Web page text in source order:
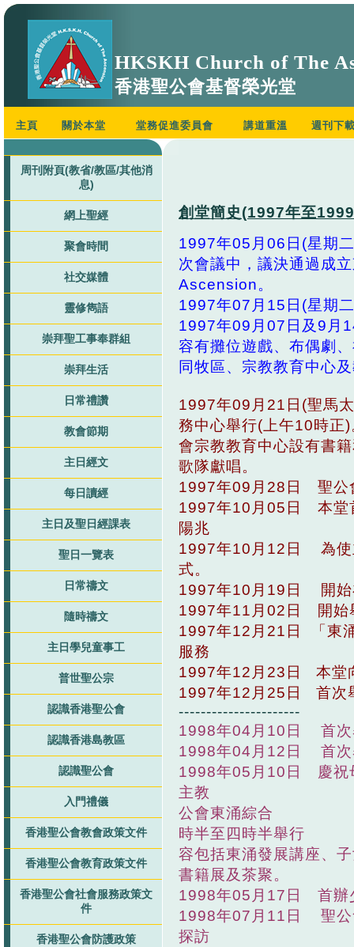
HKSKH Church of The
香港聖公會基督榮光堂
主頁 關於本堂 堂務促進委員會 講道重溫 週刊下
周刊附頁(教省/教區/其他消
息)
網上聖經
聚會時間
社交媒體
靈修雋語
崇拜聖工事奉群組
崇拜生活
日常禮讚
教會節期
主日經文
每日讀經
主日及聖日經課表
聖日一覽表
日常禱文
隨時禱文
主日學兒童事工
普世聖公宗
認識香港聖公會
認識香港島教區
認識聖公會
入門禮儀
香港聖公會教會政策文件
香港聖公會教育政策文件
香港聖公會社會服務政策文
件
香港聖公會防護政策
創堂簡史(1997年至
1997年05月06日(星期
次會議中，議決通過成
Ascension。
1997年07月15日(星期
1997年09月07日及9月
容有攤位遊戲、布偶劇
同牧區、宗教教育中心
1997年09月21日(聖馬
務中心舉行(上午10時正
會宗教教育中心設有書
歌隊獻唱。
1997年09月28日 聖公
1997年10月05日 本堂
陽兆 基先生由
1997年10月12日 為使
式。
1997年10月19日 開始
1997年11月02日 開始
1997年12月21日 「東
服務 及教區
1997年12月23日 本堂
1997年12月25日 首次
----------------------
1998年04月10日 首次
1998年04月12日 首次
1998年05月10日 慶祝
主教 親臨講道及
公會東涌綜合 服
時半至四時半舉
容包括東涌發展
書籍展及茶聚。
1998年05月17日 首辦
1998年07月11日 聖公
探訪 及崇拜，鄺